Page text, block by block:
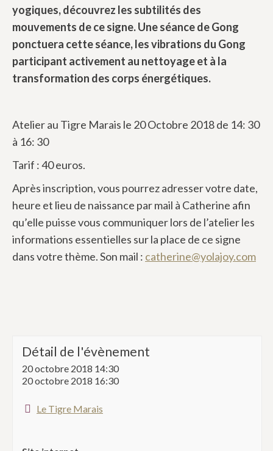
yogiques, découvrez les subtilités des
mouvements de ce signe. Une séance de Gong
ponctuera cette séance, les vibrations du Gong
participant activement au nettoyage et à la
transformation des corps énergétiques.
Atelier au Tigre Marais le 20 Octobre 2018 de 14: 30
à 16: 30
Tarif : 40 euros.
Après inscription, vous pourrez adresser votre date,
heure et lieu de naissance par mail à Catherine afin
qu’elle puisse vous communiquer lors de l’atelier les
informations essentielles sur la place de ce signe
dans votre thème. Son mail : catherine@yolajoy.com
Détail de l'évènement
20 octobre 2018 14:30
20 octobre 2018 16:30
Le Tigre Marais